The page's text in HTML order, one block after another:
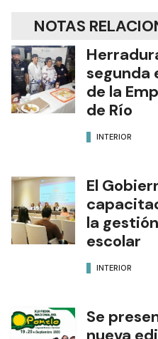
NOTAS
segunda
de la
de Río
INTERIOR
El
la
escolar
INTERIOR
Se